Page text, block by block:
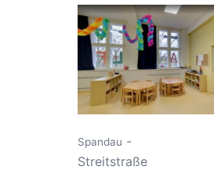
Spandau -
Streitstraße